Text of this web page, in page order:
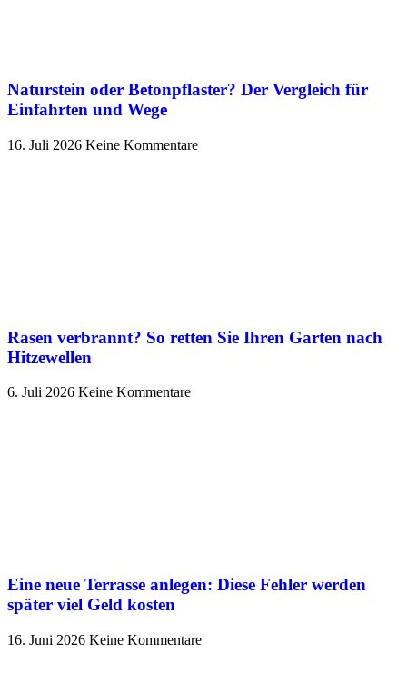
Naturstein oder Betonpflaster? Der Vergleich für
Einfahrten und Wege
16. Juli 2026 Keine Kommentare
Rasen verbrannt? So retten Sie Ihren Garten nach
Hitzewellen
6. Juli 2026 Keine Kommentare
Eine neue Terrasse anlegen: Diese Fehler werden
später viel Geld kosten
16. Juni 2026 Keine Kommentare